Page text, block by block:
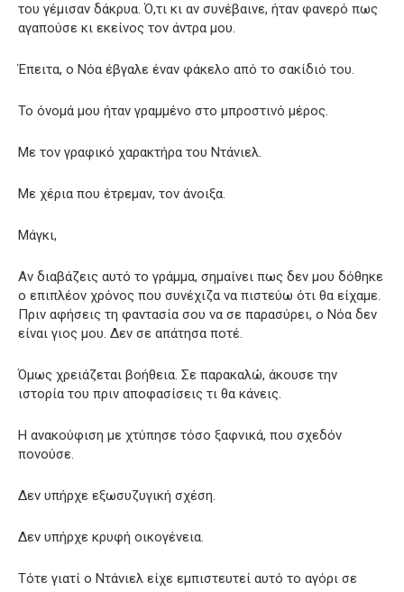
του γέμισαν δάκρυα. Ό,τι κι αν συνέβαινε, ήταν φανερό πως
αγαπούσε κι εκείνος τον άντρα μου.
Έπειτα, ο Νόα έβγαλε έναν φάκελο από το σακίδιό του.
Το όνομά μου ήταν γραμμένο στο μπροστινό μέρος.
Με τον γραφικό χαρακτήρα του Ντάνιελ.
Με χέρια που έτρεμαν, τον άνοιξα.
Μάγκι,
Αν διαβάζεις αυτό το γράμμα, σημαίνει πως δεν μου δόθηκε
ο επιπλέον χρόνος που συνέχιζα να πιστεύω ότι θα είχαμε.
Πριν αφήσεις τη φαντασία σου να σε παρασύρει, ο Νόα δεν
είναι γιος μου. Δεν σε απάτησα ποτέ.
Όμως χρειάζεται βοήθεια. Σε παρακαλώ, άκουσε την
ιστορία του πριν αποφασίσεις τι θα κάνεις.
Η ανακούφιση με χτύπησε τόσο ξαφνικά, που σχεδόν
πονούσε.
Δεν υπήρχε εξωσυζυγική σχέση.
Δεν υπήρχε κρυφή οικογένεια.
Τότε γιατί ο Ντάνιελ είχε εμπιστευτεί αυτό το αγόρι σε